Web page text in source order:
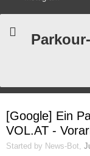
[Google] Ein
VOL.AT -
Started by News-Bot